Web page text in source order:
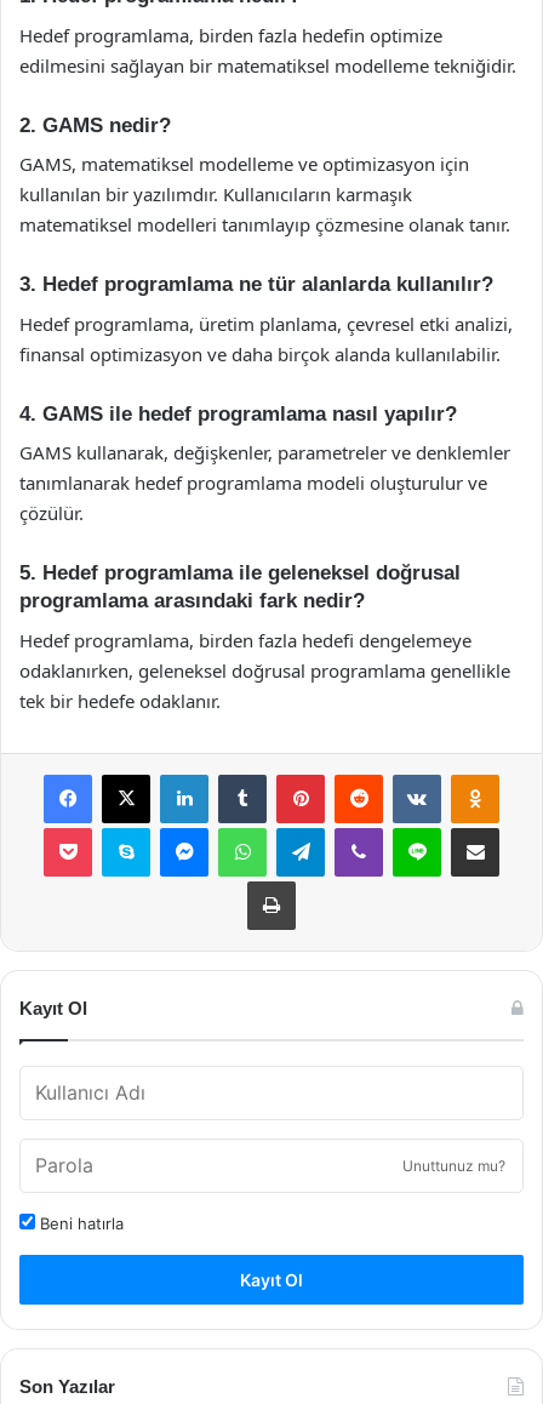
Hedef programlama, birden fazla hedefin optimize
edilmesini sağlayan bir matematiksel modelleme tekniğidir.
2. GAMS nedir?
GAMS, matematiksel modelleme ve optimizasyon için
kullanılan bir yazılımdır. Kullanıcıların karmaşık
matematiksel modelleri tanımlayıp çözmesine olanak tanır.
3. Hedef programlama ne tür alanlarda kullanılır?
Hedef programlama, üretim planlama, çevresel etki analizi,
finansal optimizasyon ve daha birçok alanda kullanılabilir.
4. GAMS ile hedef programlama nasıl yapılır?
GAMS kullanarak, değişkenler, parametreler ve denklemler
tanımlanarak hedef programlama modeli oluşturulur ve
çözülür.
5. Hedef programlama ile geleneksel doğrusal
programlama arasındaki fark nedir?
Hedef programlama, birden fazla hedefi dengelemeye
odaklanırken, geleneksel doğrusal programlama genellikle
tek bir hedefe odaklanır.
Facebook
X LinkedInTumblr PinterestReddit VKontakte
Pocket Skype MessengerWhatsAppTelegramViber Line E-Posta ile
Yazdır
Kayıt Ol
Unuttunuz mu?
Beni hatırla
Kayıt Ol
Son Yazılar